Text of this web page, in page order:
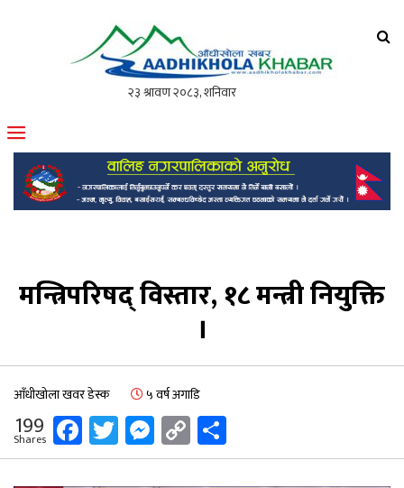
मोफसलकै लोकप्रिय अनलाइन पत्रिका
मन्त्रिपरिषद् विस्तार, १८ मन्त्री नियुक्ति
।
आँधीखोला खवर डेस्क ५ वर्ष अगाडि
199
Shares Facebook
Twitter
Messenger
Copy
Link